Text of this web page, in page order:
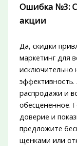
Ошибка №3:
акции
Да, скидки
маркетинг для
исключительно
распродажи и
обесцененное.
доверие и
предложите
щенками или